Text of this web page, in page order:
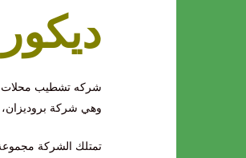
شركه تشطيب محلات
وهي شركة بروديزان،
تمتلك الشركة